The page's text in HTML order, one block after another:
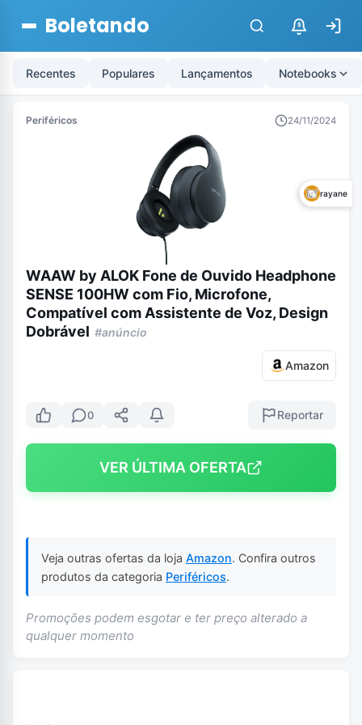
Boletando $
Recentes Populares Lançamentos Notebooks
Periféricos 24/11/2024
rayane
WAAW by ALOK Fone de Ouvido Headphone
SENSE 100HW com Fio, Microfone,
Compatível com Assistente de Voz, Design
Dobrável #anúncio
Amazon
0 Reportar
VER ÚLTIMA OFERTA
Veja outras ofertas da loja Amazon. Confira outros
produtos da categoria Periféricos.
Promoções podem esgotar e ter preço alterado a
qualquer momento